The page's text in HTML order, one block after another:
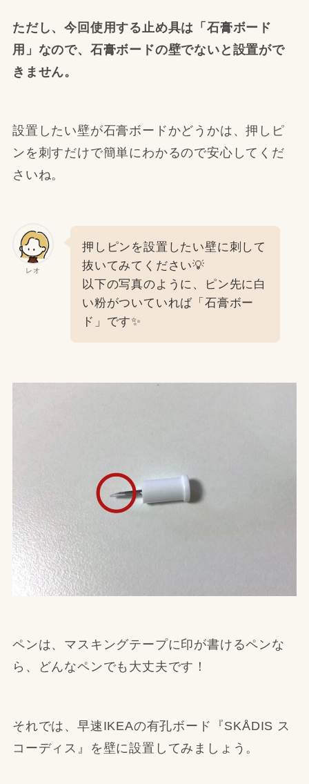
ただし、今回使用する止め具は「石膏ボード
用」なので、石膏ボードの壁でないと設置がで
きません。
設置したい壁が石膏ボードかどうかは、押しピ
ンを刺すだけで簡単にわかるので安心してくだ
さいね。
レオ
押しピンを設置したい壁に刺して
抜いてみてください💡
以下の写真のように、ピン先に白
い粉がついていれば「石膏ボー
ド」です✨
ペンは、マスキングテープに印が書けるペンな
ら、どんなペンでも大丈夫です！
それでは、早速IKEAの有孔ボード『SKÅDIS ス
コーディス』を壁に設置してみましょう。